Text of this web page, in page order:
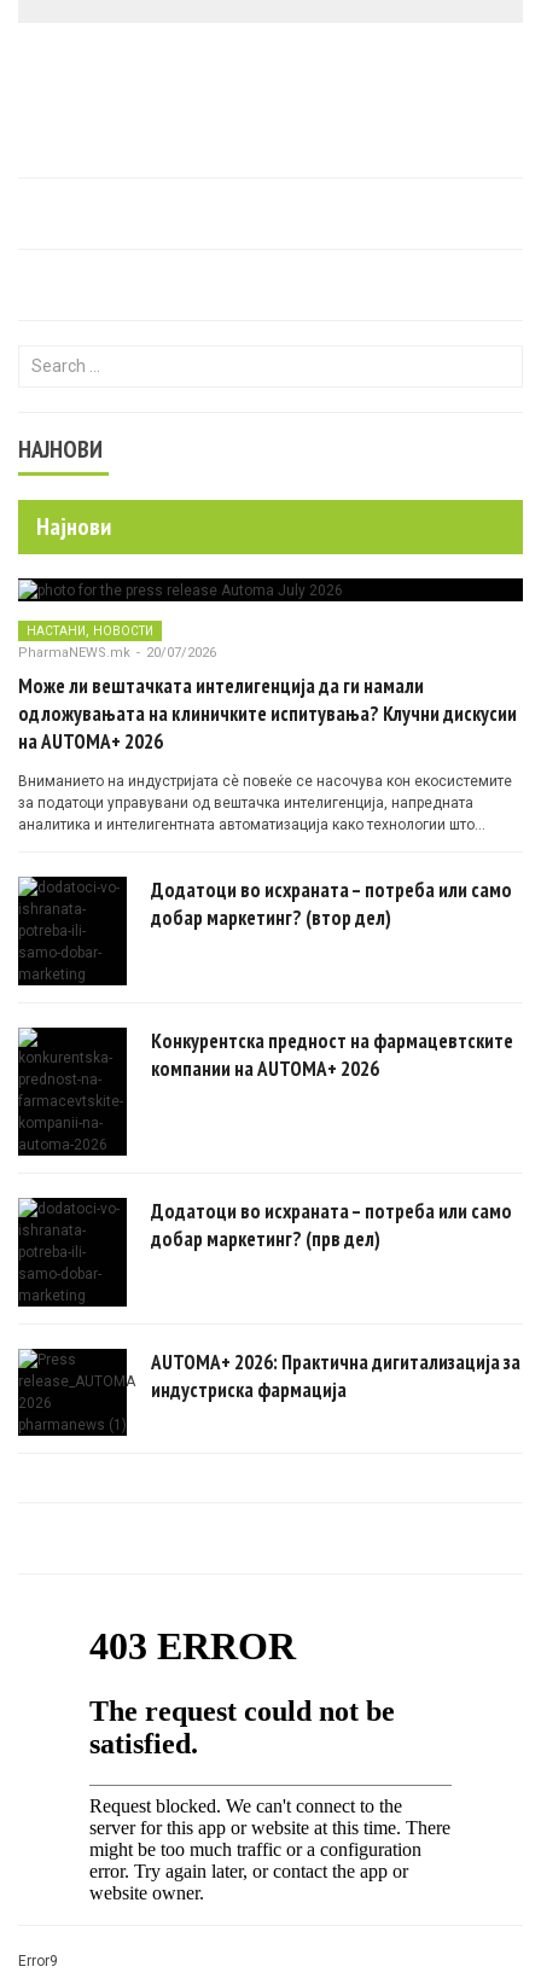
Search for:
НАЈНОВИ
Најнови
НАСТАНИ НОВОСТИ
PharmaNEWS.mk - 20/07/2026
Може ли вештачката интелигенција да ги намали
одложувањата на клиничките испитувања? Клучни дискусии
на AUTOMA+ 2026
Вниманието на индустријата сè повеќе се насочува кон екосистемите
за податоци управувани од вештачка интелигенција, напредната
аналитика и интелигентната автоматизација како технологии што
Додатоци во исхраната – потреба или само
добар маркетинг? (втор дел)
Конкурентска предност на фармацевтските
компании на AUTOMA+ 2026
Додатоци во исхраната – потреба или само
добар маркетинг? (прв дел)
AUTOMA+ 2026: Практична дигитализација за
индустриска фармација
Error9